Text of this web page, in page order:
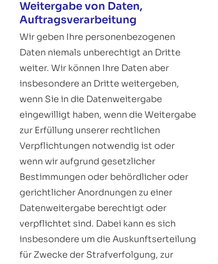
Weitergabe von Daten,
Auftragsverarbeitung
Wir geben Ihre personenbezogenen
Daten niemals unberechtigt an Dritte
weiter. Wir können Ihre Daten aber
insbesondere an Dritte weitergeben,
wenn Sie in die Datenweitergabe
eingewilligt haben, wenn die Weitergabe
zur Erfüllung unserer rechtlichen
Verpflichtungen notwendig ist oder
wenn wir aufgrund gesetzlicher
Bestimmungen oder behördlicher oder
gerichtlicher Anordnungen zu einer
Datenweitergabe berechtigt oder
verpflichtet sind. Dabei kann es sich
insbesondere um die Auskunftserteilung
für Zwecke der Strafverfolgung, zur